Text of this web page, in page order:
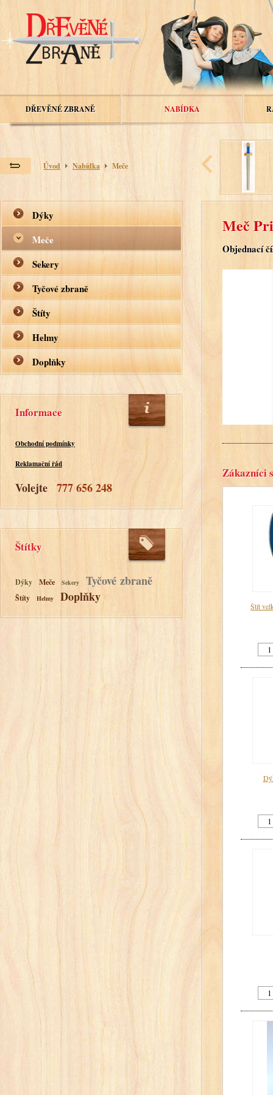
DŘEVĚNÉ ZBRANĚ NABÍDKA
Úvod Nabídka Meče
Dýky
Meče
Sekery
Tyčové zbraně
Štíty
Helmy
Doplňky
Informace
Obchodní podmínky
Reklamační řád
Volejte 777 656 248
Štítky
Dýky Meče Sekery Tyčové zbraně
Štíty Helmy Doplňky
Meč
Objednací
Zákazníci
Štít